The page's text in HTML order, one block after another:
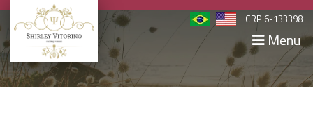
CRP 6-133398
Menu